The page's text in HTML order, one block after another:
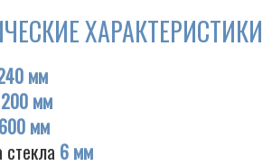
ХАРАКТЕРИСТИКИ
мм
200 мм
600 мм
6 мм